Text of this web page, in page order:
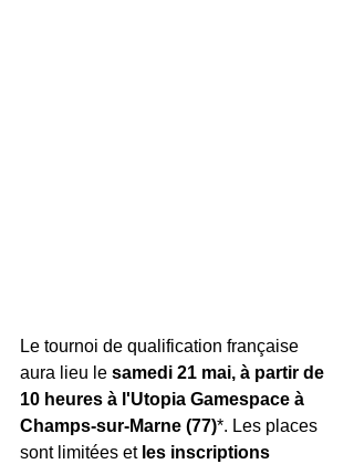
Le tournoi de qualification française
aura lieu le samedi 21 mai, à partir de
10 heures à l'Utopia Gamespace à
Champs-sur-Marne (77)*. Les places
sont limitées et les inscriptions